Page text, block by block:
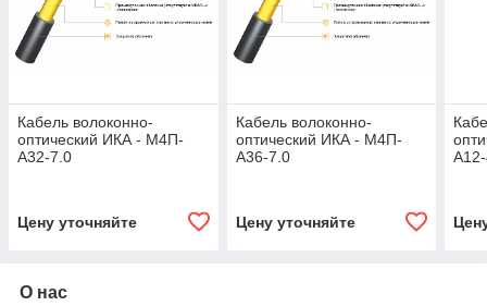
Кабель волоконно-
оптический ИКА - М4П-
А32-7.0
Цену уточняйте
Кабель волоконно-
оптический ИКА - М4П-
А36-7.0
Цену уточняйте
О нас